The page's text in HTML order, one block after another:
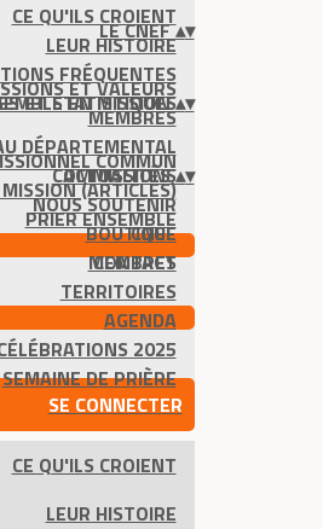
CE QU'ILS CROIENT
LEUR HISTOIRE
FRÉQUENTES
ET STATISTIQUES
LE CNEF▴▾
ET VALEURS
MEMBRES
DÉPARTEMENTAL
COMMISSIONS
NOUS SOUTENIR
BOUTIQUE
CONTACT
EN MISSION▴▾
COMMUN
(ARTICLES)
PRIER ENSEMBLE
ACTUALITÉS▴▾
CNEF
MEMBRES
TERRITOIRES
AGENDA
2025
SEMAINE DE PRIÈRE
SE CONNECTER
CE QU'ILS CROIENT
LEUR HISTOIRE